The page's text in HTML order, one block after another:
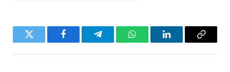
Twitter FacebookTelegramWhatsAppLinkedInCopy